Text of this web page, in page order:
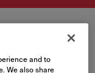
and to
We also share